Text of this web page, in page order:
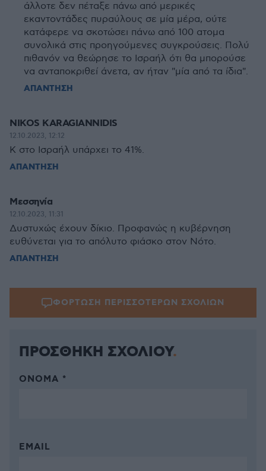
άλλοτε δεν πέταξε πάνω από μερικές
εκαντοντάδες πυραύλους σε μία μέρα, ούτε
κατάφερε να σκοτώσει πάνω από 100 ατομα
συνολικά στις προηγούμενες συγκρούσεις. Πολύ
πιθανόν να θεώρησε το Ισραήλ ότι θα μπορούσε
να ανταποκριθεί άνετα, αν ήταν "μία από τα ίδια".
ΑΠΑΝΤΗΣΗ
NIKOS KARAGIANNIDIS
12.10.2023, 12:12
Κ στο Ισραήλ υπάρχει το 41%.
ΑΠΑΝΤΗΣΗ
Μεσσηνία
12.10.2023, 11:31
Δυστυχώς έχουν δίκιο. Προφανώς η κυβέρνηση
ευθύνεται για το απόλυτο φιάσκο στον Νότο.
ΑΠΑΝΤΗΣΗ
ΦΟΡΤΩΣΗ ΠΕΡΙΣΣΟΤΕΡΩΝ ΣΧΟΛΙΩΝ
ΠΡΟΣΘΗΚΗ ΣΧΟΛΙΟΥ
ΌΝΟΜΑ *
EMAIL